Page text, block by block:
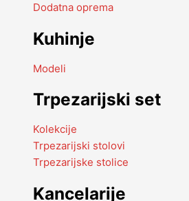
Dodatna oprema
Kuhinje
Modeli
Trpezarijski set
Kolekcije
Trpezarijski stolovi
Trpezarijske stolice
Kancelarije